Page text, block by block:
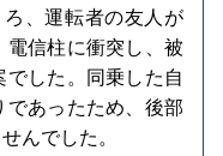
ろ、運転者の友人が
信柱に衝突し、被
した。同乗した自
あったため、後部
んでした。